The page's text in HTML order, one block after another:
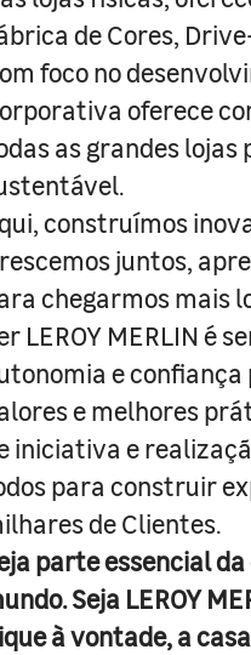
de Cores,
foco no
oferece
as grandes lojas
construímos
juntos,
chegarmos mais
LEROY MERLIN é
e
e melhores
iniciativa e
para construir
de Clientes.
parte essencial
Seja LEROY
à vontade, a